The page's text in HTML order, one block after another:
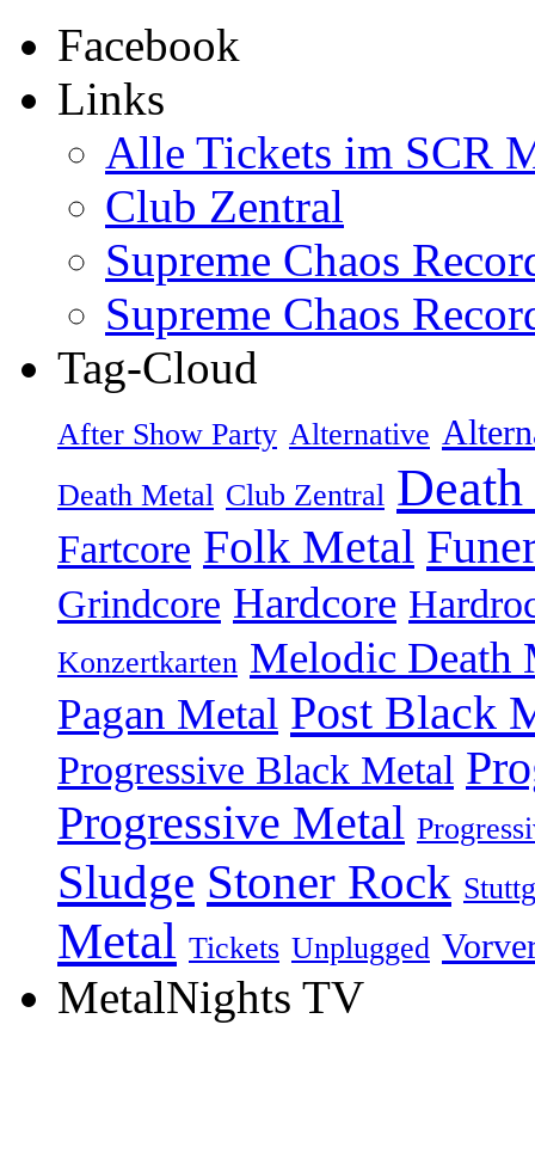
Facebook
Links
Alle Tickets im SCR
Club Zentral
Supreme Chaos
Supreme Chaos
Tag-Cloud
After Show Party Alternative
Death Metal Club Zentral
Fartcore Folk Metal
Grindcore Hardcore
Konzertkarten Melodic Death
Pagan Metal Post Black
Progressive Black Metal
Progressive Metal
Sludge Stoner Rock
Metal Tickets Unplugged
MetalNights TV